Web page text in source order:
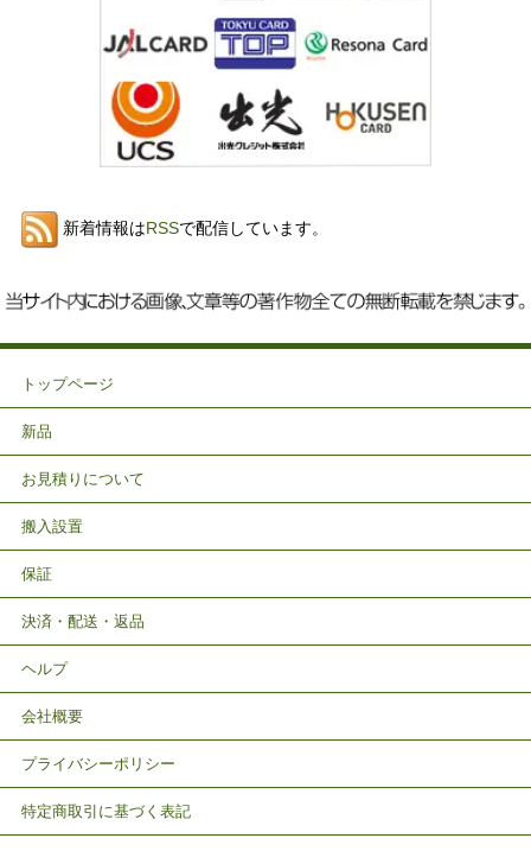
新着情報はRSSで配信しています。
トップページ
新品
お見積りについて
搬入設置
保証
決済・配送・返品
ヘルプ
会社概要
プライバシーポリシー
特定商取引に基づく表記